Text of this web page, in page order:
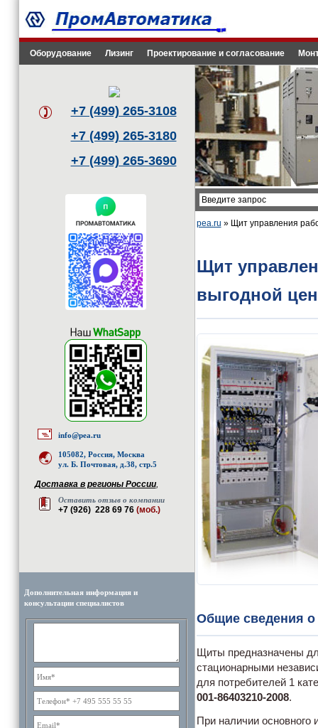
Оборудование Лизинг Проектирование и согласование
+7 (499) 265-3108
+7 (499) 265-3180
+7 (499) 265-3690
info@pea.ru
105082, Россия, Москва
ул. Б. Почтовая, д.38, стр.5
Доставка в регионы России,
Оставить отзыв о компании
+7 (926) 228 69 76 (моб.)
Дополнительная информация и
консультации специалистов
pea.ru » Щит управления
Щит
выгодной
Общие сведения
Щиты предназначены
стационарными
для потребителей 1
001-86403210-2008.
При наличии основного